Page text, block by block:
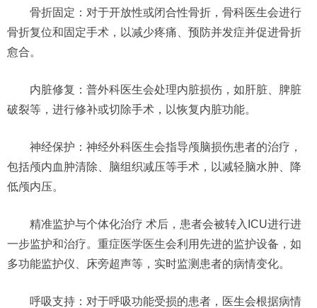
骨折固定：对于开放性或闭合性骨折，骨科医生会进行
骨折复位和固定手术，以减少疼痛、预防并发症并促进骨折
愈合。
内脏修复：普外科医生会处理内脏损伤，如肝脏、脾脏
破裂等，进行修补或切除手术，以恢复内脏功能。
神经保护：神经外科医生会指导颅脑损伤患者的治疗，
包括颅内血肿清除、脑组织减压等手术，以减轻脑水肿、降
低颅内压。
精准监护与个体化治疗 术后，患者会被转入ICU进行进
一步监护和治疗。重症医学医生会利用先进的监护设备，如
多功能监护仪、床旁超声等，实时监测患者的病情变化。
呼吸支持：对于呼吸功能受损的患者，医生会根据病情